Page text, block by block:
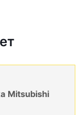
Mitsubishi